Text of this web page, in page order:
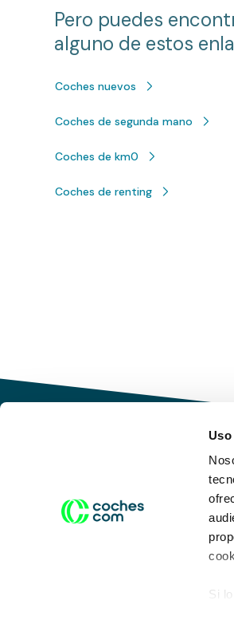
Si
Pero puedes
alguno de estos
Coches nuevos
Coches de segunda mano
Coches de km0
Coches de renting
Conduce tu futuro,
desata tu movilidad